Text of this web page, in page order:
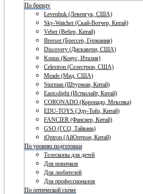
По бренду
Levenhuk (Левенгук, США)
Sky-Watcher (Скай-Вотчер, Китай)
Veber (Вебер, Китай)
Bresser (Брессер, Германия)
Discovery (Дискавери, США)
Konus (Конус, Италия)
Celestron (Селестрон, США)
Meade (Мид, США)
Sturman (Штурман, Китай)
Eastcolight (Истколайт, Китай)
CORONADO (Коронадо, Мексика)
EDU-TOYS (Эду-Тойз, Китай)
FANCIER (Фансиер, Китай)
GSO (ГСО, Тайвань)
iOptron (АйОптрон, Китай)
По уровню подготовки
Телескопы для детей
Для новичков
Для любителей
Для профессионалов
По оптической схеме